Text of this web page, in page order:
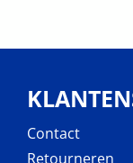
Contact
Retourneren